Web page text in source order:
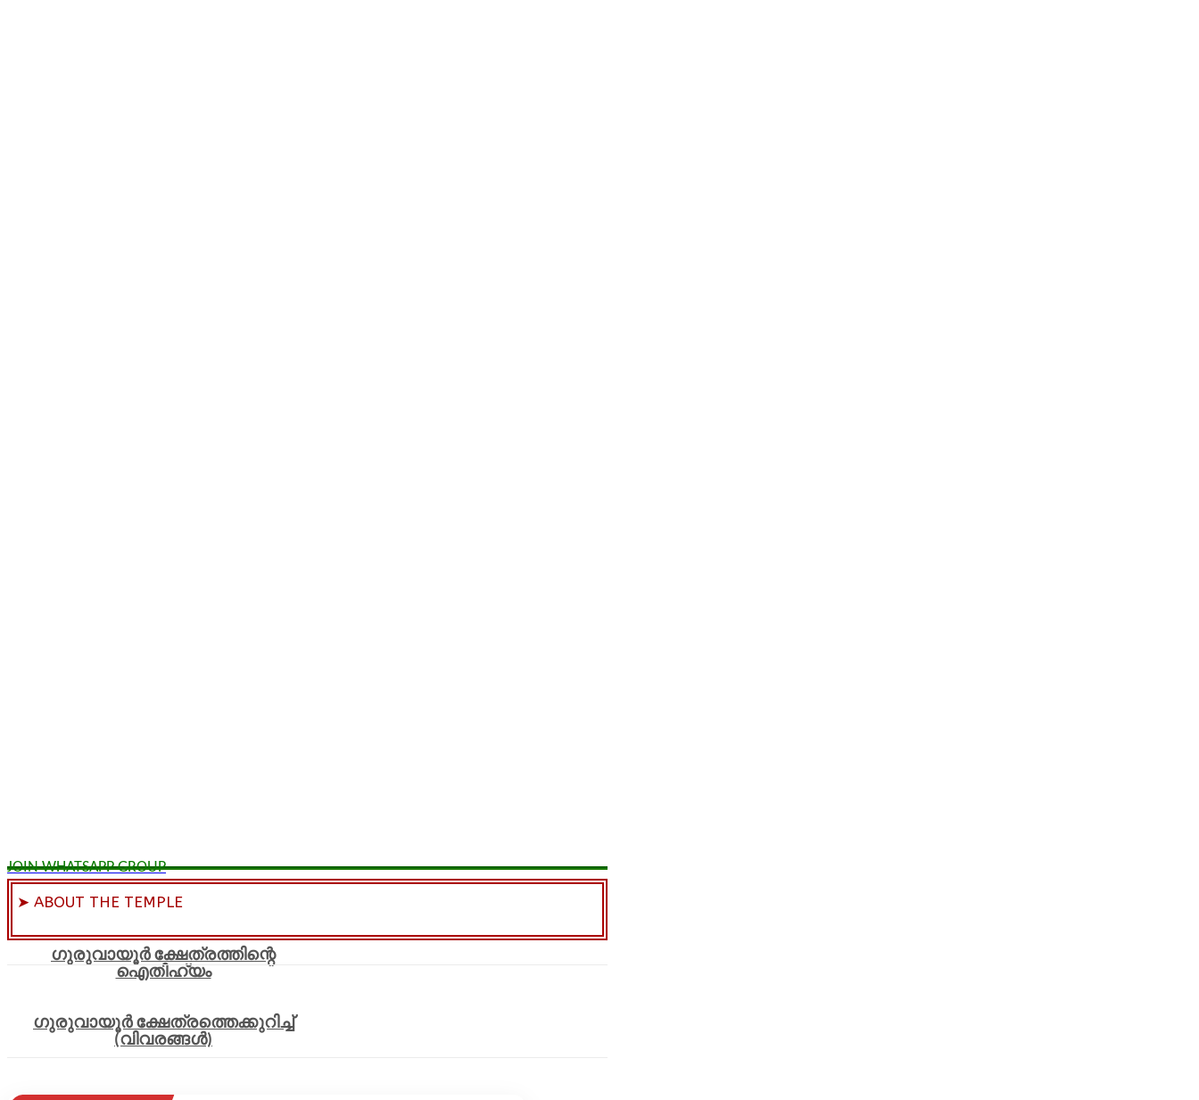
JOIN WHATSAPP GROUP
➤ ABOUT THE TEMPLE
ഗുരുവായൂർ ക്ഷേത്രത്തിന്റെ
ഐതിഹ്യം
ഗുരുവായൂർ ക്ഷേത്രത്തെക്കുറിച്ച്
(വിവരങ്ങൾ)